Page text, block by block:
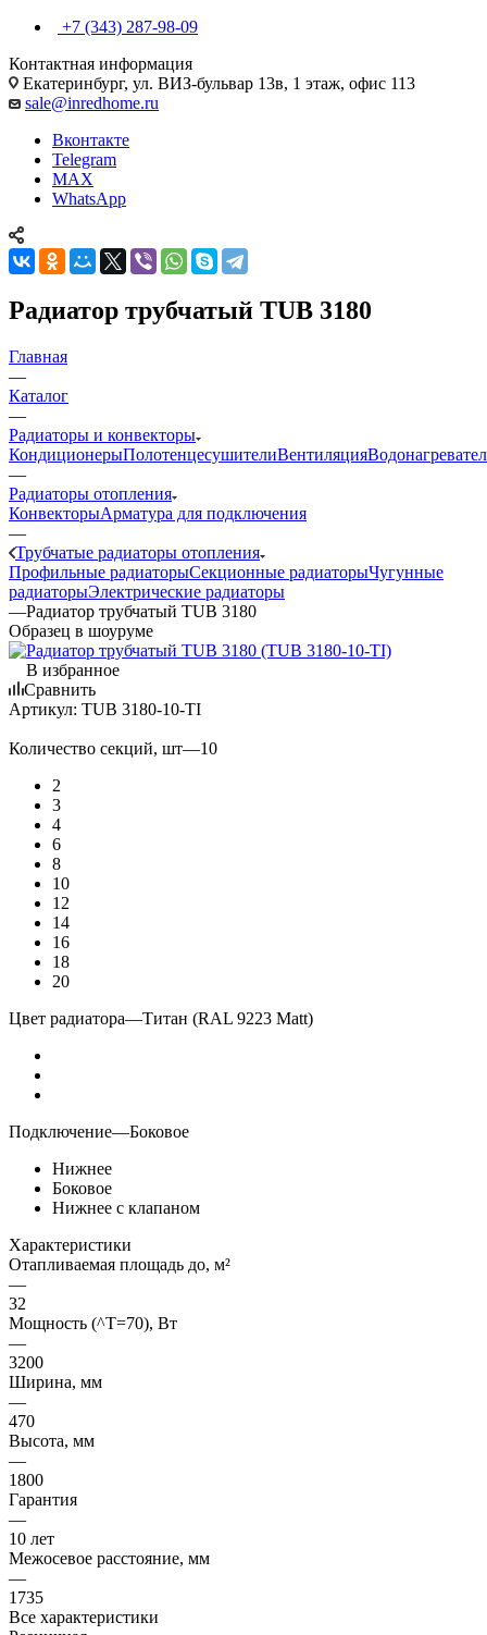
+7 (343) 287-98-09
Контактная информация
Екатеринбург, ул. ВИЗ-бульвар 13в, 1 этаж, офис 113
sale@inredhome.ru
Вконтакте
Telegram
MAX
WhatsApp
Радиатор трубчатый TUB 3180
Главная
—
Каталог
—
Радиаторы и конвекторы
КондиционерыПолотенцесушителиВентиляция
—
Радиаторы отопления
КонвекторыАрматура для подключения
—
Трубчатые радиаторы отопления
Профильные радиаторыСекционные радиаторыЧугунные
радиаторыЭлектрические радиаторы
—Радиатор трубчатый TUB 3180
Образец в шоуруме
В избранное
Сравнить
Артикул: TUB 3180-10-TI
Количество секций, шт—10
2
3
4
6
8
10
12
14
16
18
20
Цвет радиатора—Титан (RAL 9223 Matt)
Подключение—Боковое
Нижнее
Боковое
Нижнее с клапаном
Характеристики
Отапливаемая площадь до, м²
—
32
Мощность (^T=70), Вт
—
3200
Ширина, мм
—
470
Высота, мм
—
1800
Гарантия
—
10 лет
Межосевое расстояние, мм
—
1735
Все характеристики